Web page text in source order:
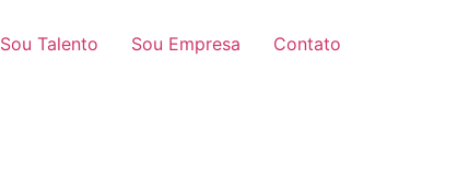
Sou Talento Sou Empresa Contato